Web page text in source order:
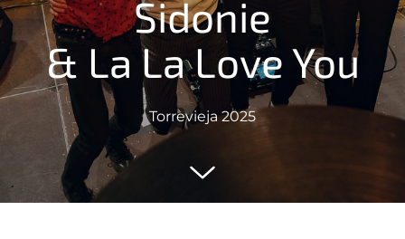
Sidonie
& La La Love You
Torrevieja 2025